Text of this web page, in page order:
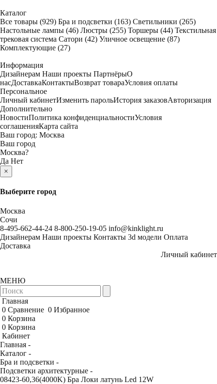
Каталог
Все товары (929) Бра и подсветки (163) Светильники (265)
Настольные лампы (46) Люстры (255) Торшеры (44) Текстильная
трековая система Сатори (42) Уличное освещение (87)
Комплектующие (27)
Информация
Дизайнерам Наши проекты ПартнёрыО
насДоставкаКонтактыВозврат товараУсловия оплаты
Персональное
Личный кабинетИзменить парольИстория заказовАвторизация
Дополнительно
НовостиПолитика конфиденциальностиУсловия
соглашенияКарта сайта
Ваш город: Москва
Ваш город
Москва?
Да Нет
×
Выберите город
Москва
Сочи
8-495-662-44-24 8-800-250-19-05 info@kinklight.ru
Дизайнерам Наши проекты Контакты 3d модели Оплата
Доставка
Личный кабинет
МЕНЮ
Главная
0 Сравнение 0 Избранное
0 Корзина
0 Корзина
Кабинет
Главная -
Каталог -
Бра и подсветки -
Подсветки архитектурные -
08423-60,36(4000K) Бра Локи латунь Led 12W